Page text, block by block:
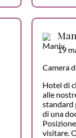
19
Camera
Hotel di
alle
standard
di una
visitare.